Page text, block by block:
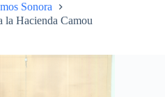
Sonora
la Hacienda Camou